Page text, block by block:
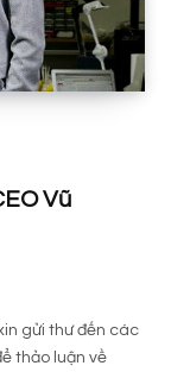
Vũ
gửi thư đến các
thảo luận về